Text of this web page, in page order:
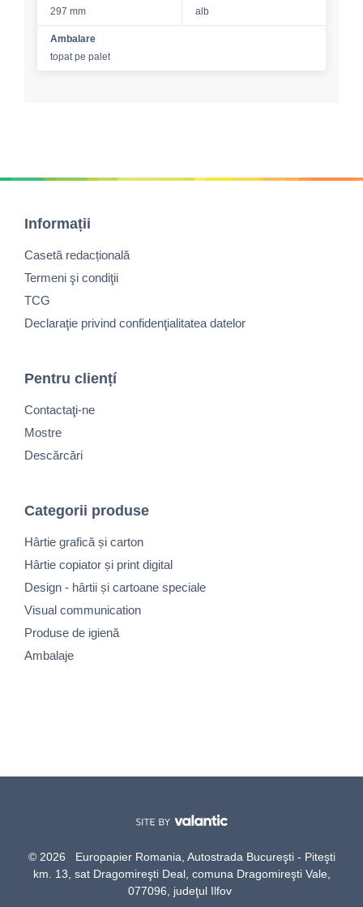
297 mm
alb
Ambalare
topat pe palet
Informații
Casetă redacțională
Termeni şi condiţii
TCG
Declaraţie privind confidenţialitatea datelor
Pentru cliențí
Contactaţi-ne
Mostre
Descărcări
Categorii produse
Hârtie grafică și carton
Hârtie copiator și print digital
Design - hârtii și cartoane speciale
Visual communication
Produse de igienă
Ambalaje
© 2026 Europapier Romania, Autostrada Bucureşti - Piteşti
km. 13, sat Dragomireşti Deal, comuna Dragomireşti Vale,
077096, judeţul Ilfov